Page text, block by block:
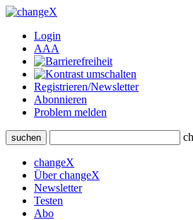
Login
AAA
Registrieren/Newsletter
Abonnieren
Problem melden
suchen
changeX
Über changeX
Newsletter
Testen
Abo